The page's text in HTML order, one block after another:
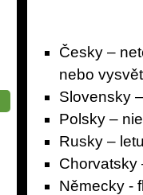
Česky –
nebo
Slovensky
Polsky –
Rusky –
Chorvatsky
Německy -